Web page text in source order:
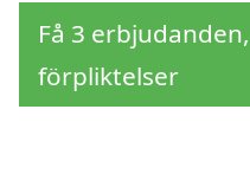
Få 3
förpliktelser